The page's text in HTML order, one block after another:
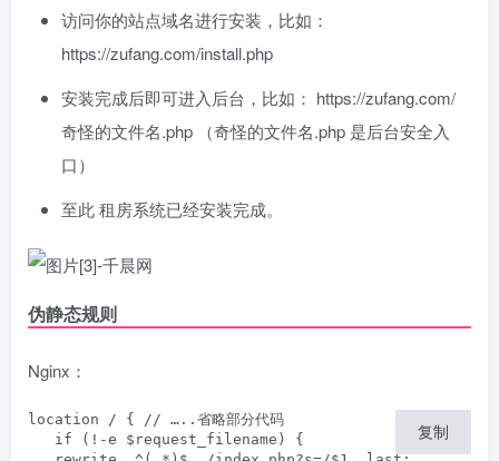
访问你的站点域名进行安装，比如：
https://zufang.com/install.php
安装完成后即可进入后台，比如： https://zufang.com/
奇怪的文件名.php （奇怪的文件名.php 是后台安全入
口）
至此 租房系统已经安装完成。
伪静态规则
Nginx：
location / { // …..省略部分代码
复制